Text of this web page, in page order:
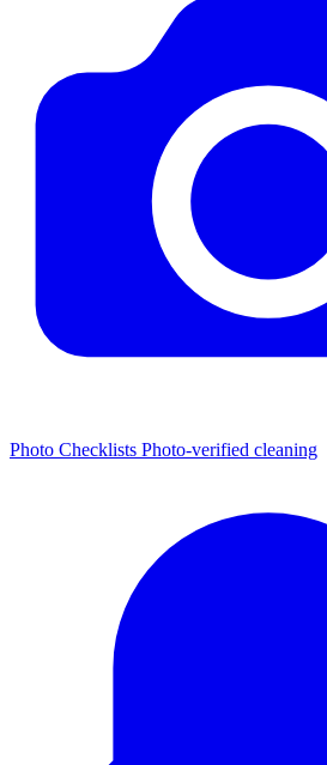
Photo Checklists Photo-verified cleaning